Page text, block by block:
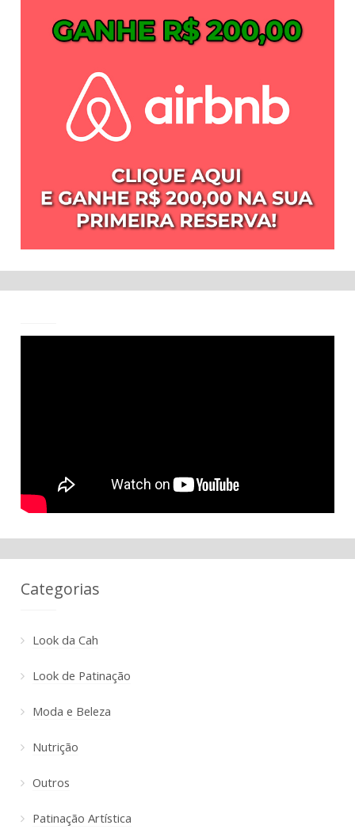
Categorias
Look da Cah
Look de Patinação
Moda e Beleza
Nutrição
Outros
Patinação Artística